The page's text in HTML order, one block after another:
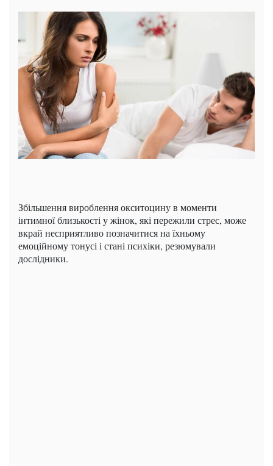
Збільшення вироблення окситоцину в моменти
інтимної близькості у жінок, які пережили стрес, може
вкрай несприятливо позначитися на їхньому
емоційному тонусі і стані психіки, резюмували
дослідники.